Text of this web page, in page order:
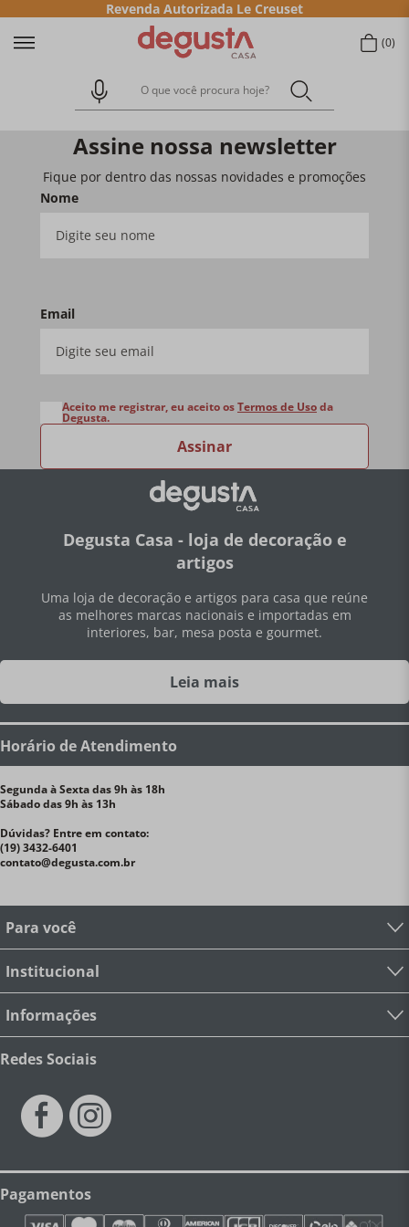
Revenda Autorizada Le Creuset
0
O que você procura hoje?
Assine nossa newsletter
Fique por dentro das nossas novidades e promoções
Nome
Email
Assinar
Aceito me registrar, eu aceito osTermos de Usoda
Degusta.
Degusta Casa - loja de decoração e
artigos
Uma loja de decoração e artigos para casa que reúne
as melhores marcas nacionais e importadas em
interiores, bar, mesa posta e gourmet.
Leia mais
Horário de Atendimento
Segunda à Sexta das 9h às 18h
Sábado das 9h às 13h
Dúvidas? Entre em contato:
(19) 3432-6401
contato@degusta.com.br
Para você
Institucional
Informações
Redes Sociais
Pagamentos